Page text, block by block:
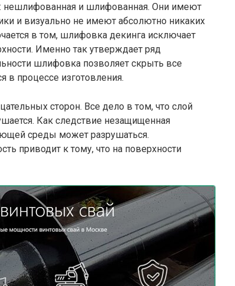
нешлифованная и шлифованная. Они имеют
и визуально не имеют абсолютно никаких
в том, шлифовка декинга исключает
Именно так утверждает ряд
шлифовка позволяет скрыть все
процессе изготовления.
сторон. Все дело в том, что слой
Как следствие незащищенная
среды может разрушаться.
приводит к тому, что на поверхности